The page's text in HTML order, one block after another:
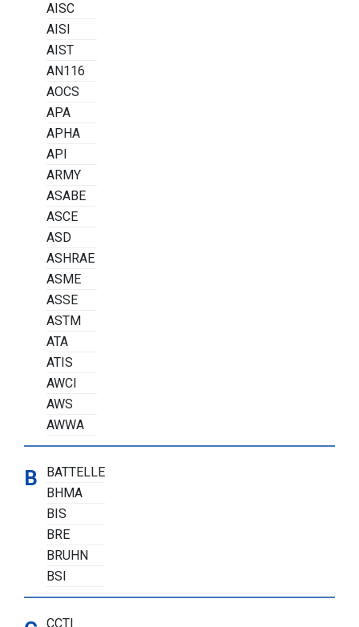
AISC
AISI
AIST
AN116
AOCS
APA
APHA
API
ARMY
ASABE
ASCE
ASD
ASHRAE
ASME
ASSE
ASTM
ATA
ATIS
AWCI
AWS
AWWA
B
BATTELLE
BHMA
BIS
BRE
BRUHN
BSI
CCTI